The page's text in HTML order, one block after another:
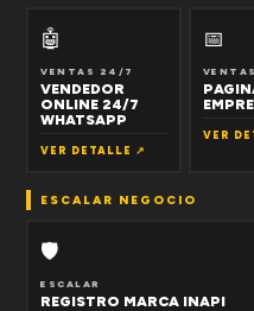
🤖
VENTAS 24/7
VENDEDOR
ONLINE 24/7
WHATSAPP
VER DETALLE ↗
📅
VER
ESCALAR NEGOCIO
🛡
ESCALAR
REGISTRO MARCA INAPI